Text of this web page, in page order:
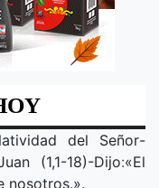
del Señor-
(1,1-18)-Dijo:«El
nosotros.».